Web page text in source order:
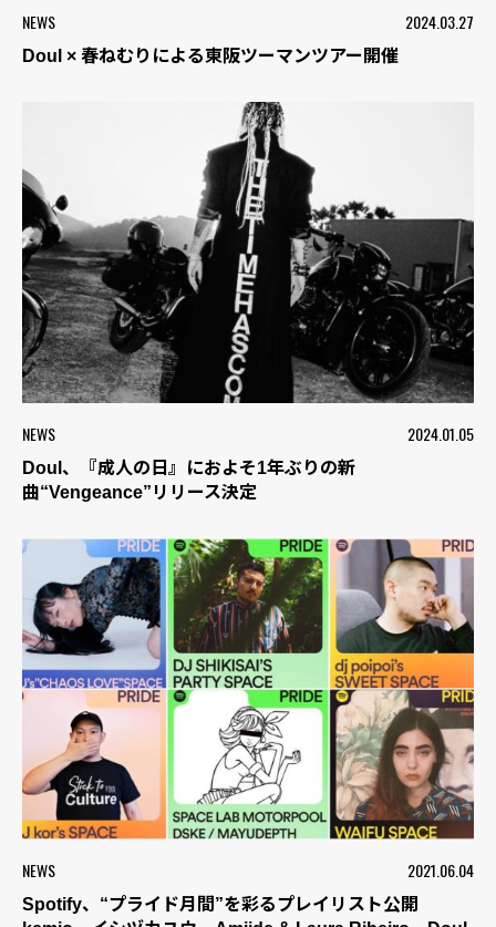
NEWS 2024.03.27
Doul × 春ねむりによる東阪ツーマンツアー開催
NEWS 2024.01.05
Doul、『成人の日』におよそ1年ぶりの新
曲“Vengeance”リリース決定
NEWS 2021.06.04
Spotify、“プライド月間”を彩るプレイリスト公開